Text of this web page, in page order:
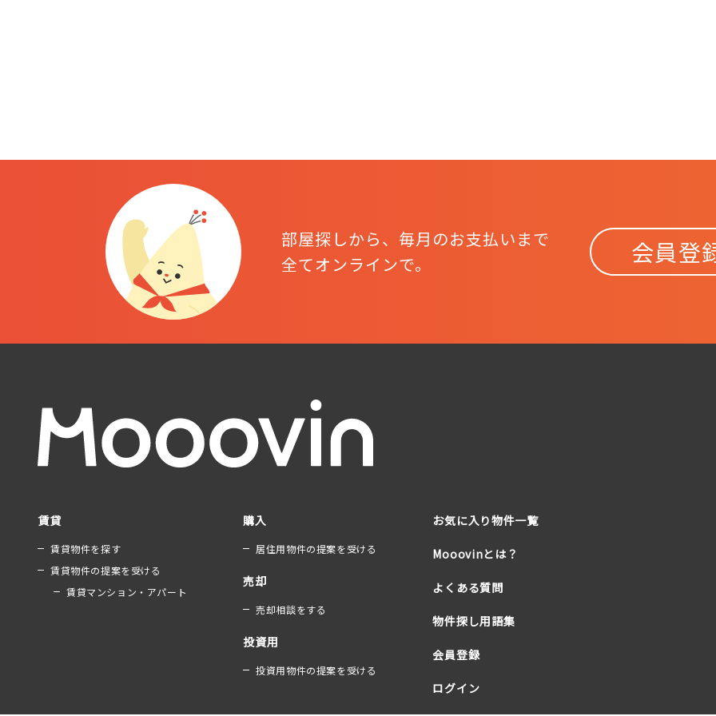
部屋探しから、毎月のお支払いまで
全てオンラインで。
会員登
賃貸
賃貸物件を探す
賃貸物件の提案を受ける
賃貸マンション・アパート
購入
居住用物件の提案を受ける
売却
売却相談をする
投資用
投資用物件の提案を受ける
お気に入り物件一覧
Mooovinとは？
よくある質問
物件探し用語集
会員登録
ログイン